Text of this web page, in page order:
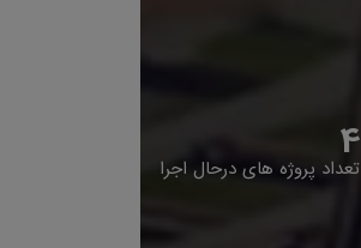
4
تعداد پروژه های درحال اجرا